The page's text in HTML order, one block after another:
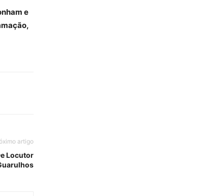
e
artigo
Locutor